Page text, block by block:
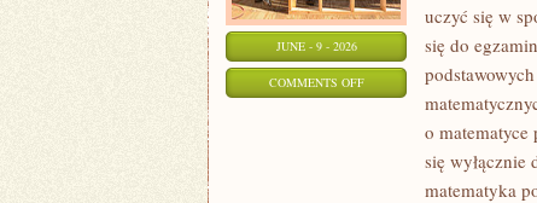
JUNE - 9 - 2026
COMMENTS OFFON
MATEMATYKA
uczyć się w
się do
o
się wyłącznie
matematyka